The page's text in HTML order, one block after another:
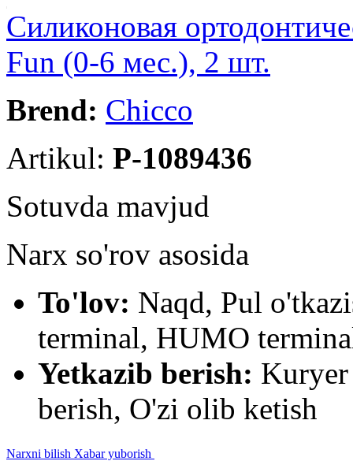
Cиликоновая
Fun (0-6 мес.), 2 шт.
Brend: Chicco
Artikul: P-1089436
Sotuvda mavjud
Narx so'rov asosida
To'lov: Naqd, Pul
terminal, HUMO
Yetkazib berish:
berish, O'zi olib ketish
Narxni bilish Xabar yuborish